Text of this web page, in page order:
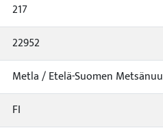
217
22952
Metla / Etelä-Suomen
FI